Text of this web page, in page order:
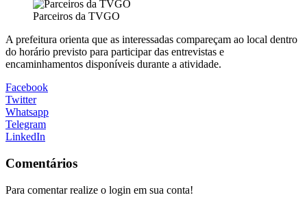
Parceiros da TVGO
A prefeitura orienta que as interessadas compareçam ao local dentro
do horário previsto para participar das entrevistas e
encaminhamentos disponíveis durante a atividade.
Facebook
Twitter
Whatsapp
Telegram
LinkedIn
Comentários
Para comentar realize o login em sua conta!